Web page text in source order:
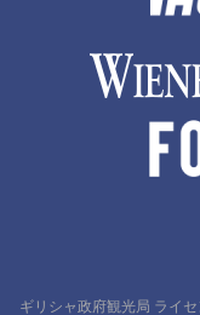
ギリシャ政府観光局 ライ